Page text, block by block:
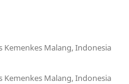
Kemenkes Malang, Indonesia
Kemenkes Malang, Indonesia